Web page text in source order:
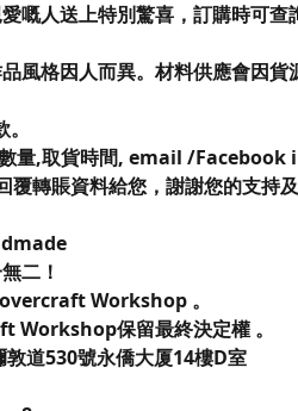
嘅人送上特別驚喜，訂購時可查
風格因人而異。材料供應會因貨
量,取貨時間, email /Facebook
轉賬資料給您，謝謝您的支持
二！
Workshop 。
Workshop保留最終決定權 。
敦道530號永僑大厦14樓D室